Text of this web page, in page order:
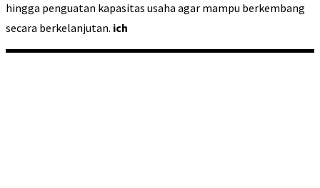
hingga penguatan kapasitas usaha agar mampu berkembang
secara berkelanjutan. ich